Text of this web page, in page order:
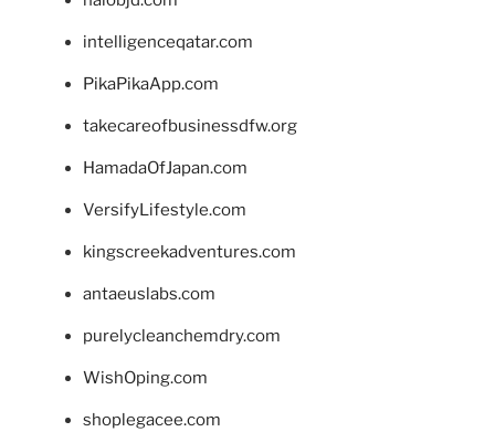
intelligenceqatar.com
PikaPikaApp.com
takecareofbusinessdfw.org
HamadaOfJapan.com
VersifyLifestyle.com
kingscreekadventures.com
antaeuslabs.com
purelycleanchemdry.com
WishOping.com
shoplegacee.com